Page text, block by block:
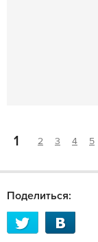
1 2 3 4 5
Поделиться: